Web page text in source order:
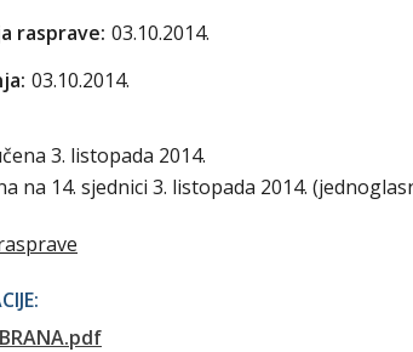
rasprave: 03.10.2014.
03.10.2014.
3. listopada 2014.
na 14. sjednici 3. listopada 2014.